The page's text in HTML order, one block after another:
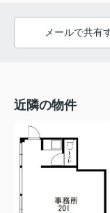
メールで共有
近隣の物件